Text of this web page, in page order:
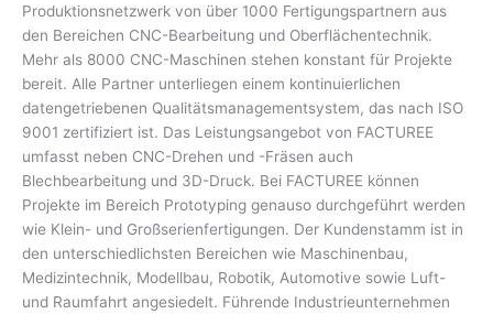
Produktionsnetzwerk von über 1000 Fertigungspartnern aus
den Bereichen CNC-Bearbeitung und Oberflächentechnik.
Mehr als 8000 CNC-Maschinen stehen konstant für Projekte
bereit. Alle Partner unterliegen einem kontinuierlichen
datengetriebenen Qualitätsmanagementsystem, das nach ISO
9001 zertifiziert ist. Das Leistungsangebot von FACTUREE
umfasst neben CNC-Drehen und -Fräsen auch
Blechbearbeitung und 3D-Druck. Bei FACTUREE können
Projekte im Bereich Prototyping genauso durchgeführt werden
wie Klein- und Großserienfertigungen. Der Kundenstamm ist in
den unterschiedlichsten Bereichen wie Maschinenbau,
Medizintechnik, Modellbau, Robotik, Automotive sowie Luft-
und Raumfahrt angesiedelt. Führende Industrieunternehmen